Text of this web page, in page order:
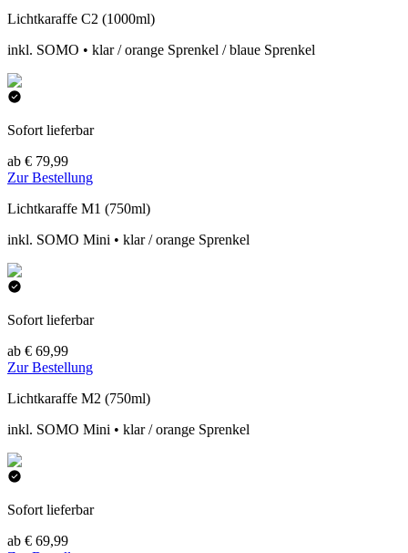
Lichtkaraffe C2 (1000ml)
inkl. SOMO • klar / orange Sprenkel / blaue Sprenkel
Sofort lieferbar
ab € 79,99
Zur Bestellung
Lichtkaraffe M1 (750ml)
inkl. SOMO Mini • klar / orange Sprenkel
Sofort lieferbar
ab € 69,99
Zur Bestellung
Lichtkaraffe M2 (750ml)
inkl. SOMO Mini • klar / orange Sprenkel
Sofort lieferbar
ab € 69,99